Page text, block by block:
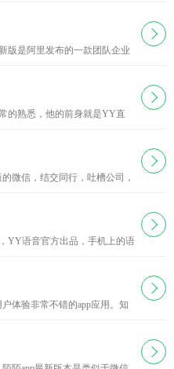
手机直播应用就如雨后春笋般
版是阿里发布的一款团队企业
钉app新一代的团队沟通方式，
下载
的熟悉，他的前身就是YY直
闷怎么进YY看直播。
下载
微信，结交同行，吐槽公司，
人脉---交朋友更方便脉脉通过
下载
YY语音官方出品，手机上的语
K歌、MC吼麦、体育赛事直
下载
体验非常不错的app应用。知
是另一群人非常想知道的东
下载
下载